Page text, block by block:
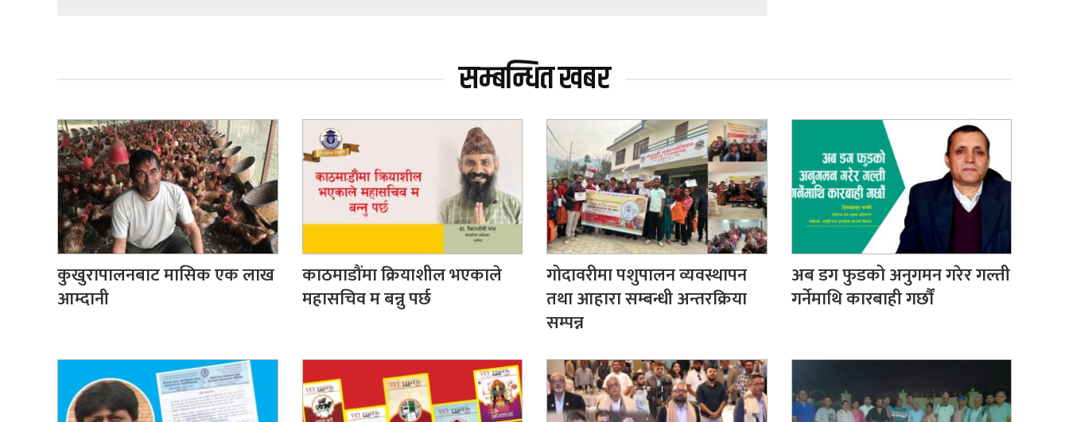
सम्बन्धित खबर
कुखुरापालनबाट मासिक एक लाख
आम्दानी
काठमाडौंमा क्रियाशील भएकाले
महासचिव म बन्नु पर्छ
गोदावरीमा पशुपालन व्यवस्थापन
तथा आहारा सम्बन्धी अन्तरक्रिया
सम्पन्न
अब डग फुडको अनुगमन गरेर गल्ती
गर्नेमाथि कारबाही गर्छौं